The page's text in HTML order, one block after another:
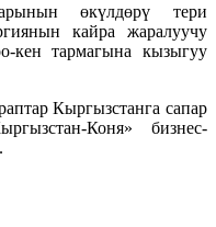
өкүлдөрү тери
кайра жаралуучу
кен тармагына кызыгуу
Кыргызстанга сапар
Коня» бизнес-